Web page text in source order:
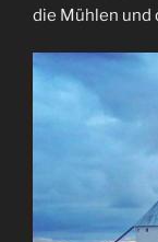
die Mühlen und